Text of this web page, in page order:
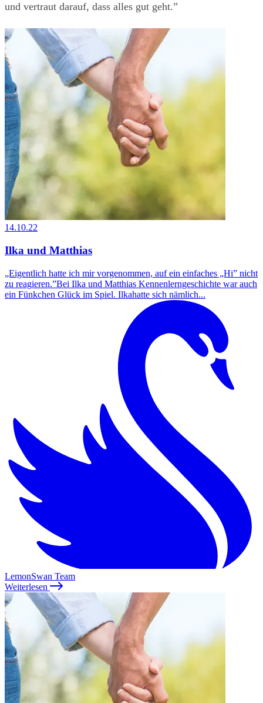
und vertraut darauf, dass alles gut geht.”
14.10.22
Ilka und Matthias
„Eigentlich hatte ich mir vorgenommen, auf ein einfaches „Hi” nicht
zu reagieren.”Bei Ilka und Matthias Kennenlerngeschichte war auch
ein Fünkchen Glück im Spiel. Ilkahatte sich nämlich...
LemonSwan Team
Weiterlesen